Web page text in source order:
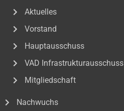
Aktuelles
Vorstand
Hauptausschuss
VAD Infrastrukturausschuss
Mitgliedschaft
Nachwuchs